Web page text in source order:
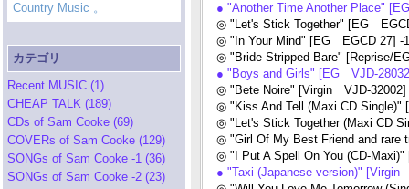
Country Music 。
カテゴリ
Recent MUSIC (1)
CHEAP TALK (189)
CDs of Sam Cooke (69)
COVERs of Sam Cooke (129)
SONGs of Sam Cooke -1 (36)
SONGs of Sam Cooke -2 (23)
● "Another Time Another Place"
◎ "Let's Stick Together" [EG
◎ "In Your Mind" [EG EGCD 27] -
◎ "Bride Stripped Bare" [Reprise/
● "Boys and Girls" [EG VJD-
◎ "Bete Noire" [Virgin VJD-32002]
◎ "Kiss And Tell (Maxi CD
◎ "Let's Stick Together (Maxi CD
◎ "Girl Of My Best Friend and
◎ "I Put A Spell On You (CD-
● "Taxi (Japanese version)" [Virgin